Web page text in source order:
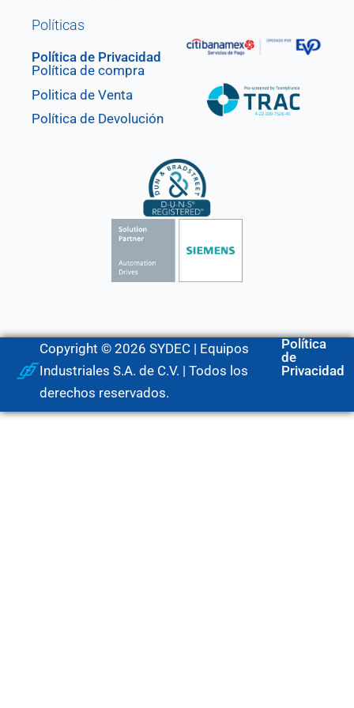
Políticas
Política de Privacidad
Política de compra
Politica de Venta
Política de Devolución
Copyright © 2026 SYDEC | Equipos
Industriales S.A. de C.V. | Todos los
derechos reservados.
Política
de
Privacidad